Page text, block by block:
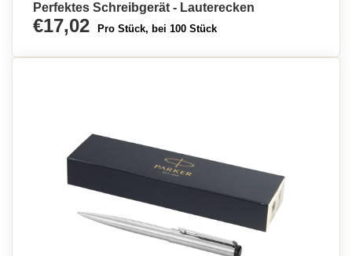
Perfektes Schreibgerät - Lauterecken
€17,02 Pro Stück, bei 100 Stück